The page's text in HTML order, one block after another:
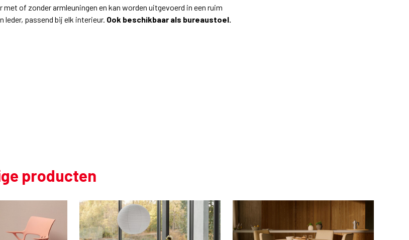
met of zonder armleuningen en kan worden uitgevoerd in een ruim
passend bij elk interieur. Ook beschikbaar als bureaustoel.
producten